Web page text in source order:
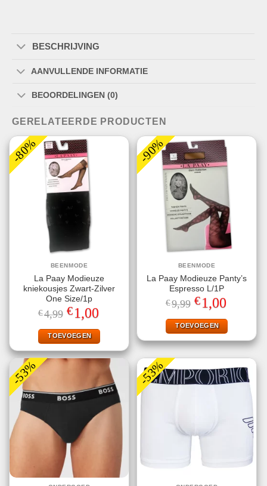
BESCHRIJVING
AANVULLENDE INFORMATIE
BEOORDELINGEN (0)
GERELATEERDE PRODUCTEN
-80%
BEENMODE
La Paay Modieuze
kniekousjes Zwart-Zilver
One Size/1p
€4,99 Oorspronkelijke
prijs
was:
€4,99.
€1,00
is:
€1,00.
TOEVOEGEN
-90%
BEENMODE
La Paay Modieuze Panty’s
Espresso L/1P
€9,99 Oorspronkelijke
prijs
was:
€9,99.
€1,00
is:
€1,00.
TOEVOEGEN
-53% -53%